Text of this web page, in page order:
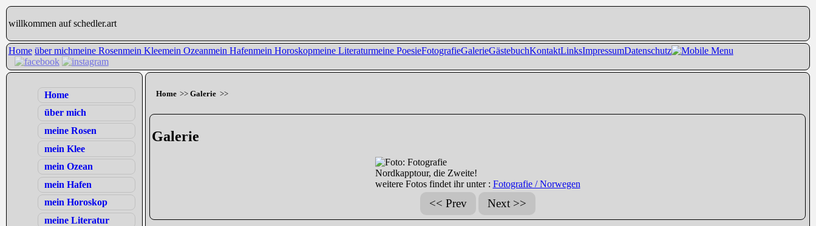
willkommen auf schedler.art
Home über michmeine Rosenmein Kleemein Ozeanmein Hafenmein Horoskopmeine Literaturmeine PoesieFotografieGalerieGästebuchKontaktLinksImpressumDatenschutz
Home
über mich
meine Rosen
mein Klee
mein Ozean
mein Hafen
mein Horoskop
meine Literatur
Home >>Galerie >>
Galerie
Nordkapptour, die Zweite!
weitere Fotos findet ihr unter : Fotografie / Norwegen
<< Prev Next >>